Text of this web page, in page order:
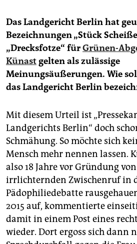
Das Landgericht Berlin hat
Bezeichnungen „Stück
„Drecksfotze“ fürGrünen-
Künastgelten als zulässige
Meinungsäußerungen. Wie
das LandgerichtBerlin
Mit diesem Urteil ist
Landgerichts Berlin“ doch
Schmähung. So möchte sich
Mensch mehr nennen lassen.
also 18 Jahre vor Gründung
irrlichternden Zwischenruf in
Pädophiliedebatte
2015 auf, kommentierte
damit in einem Post eines
wieder. Dort ergoss sich dann